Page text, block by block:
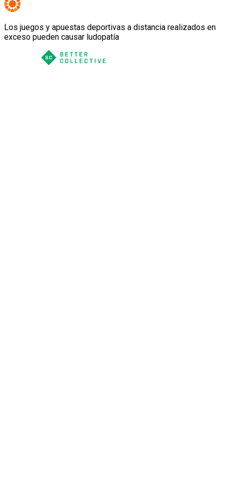
Los juegos y apuestas deportivas a distancia realizados en
exceso pueden causar ludopatía